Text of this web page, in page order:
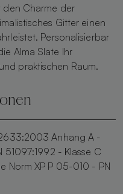
den Charme der
Gitter einen
Personalisierbar
Alma Slate Ihr
praktischen Raum.
Anhang A -
51097:1992 - Klasse C
Norm XP P 05-010 - PN